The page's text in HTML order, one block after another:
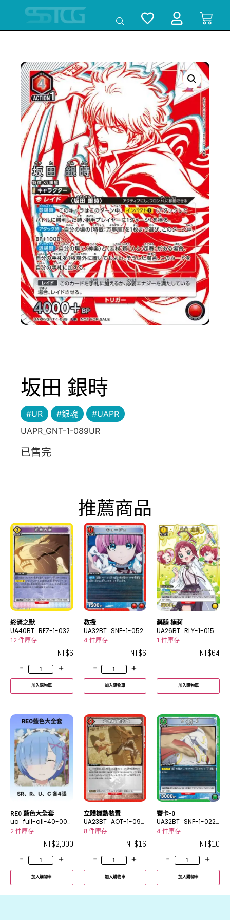
坂田 銀時
#UR #銀魂
#UAPR
UAPR_GNT-1-089UR
已售完
推薦商品
終焉之獸
UA40BT_REZ-1-032
C
12 件庫存
NT$6
-
+
加入購物車
教授
UA32BT_SNF-1-052
C
4 件庫存
NT$6
-
+
加入購物車
藥膳 楠莉
UA26BT_RLY-1-015_
2R★
1 件庫存
NT$64
加入購物車
RE0 藍色大全套
ua_full-all-40-000
12 件庫存
NT$2,000
-
+
加入購物車
立體機動裝置
UA23BT_AOT-1-099
R
8 件庫存
NT$16
-
+
加入購物車
賽卡-0
UA32BT_SNF-1-022
U
4 件庫存
NT$10
-
+
加入購物車